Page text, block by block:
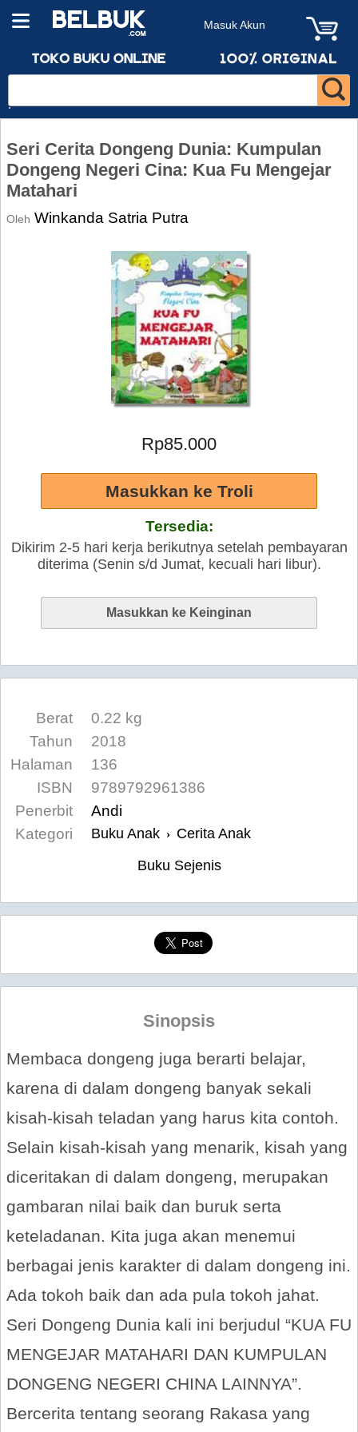
Masuk Akun
Seri Cerita Dongeng Dunia: Kumpulan
Dongeng Negeri Cina: Kua Fu Mengejar
Matahari
Oleh Winkanda Satria Putra
Rp85.000
Tersedia:
Dikirim 2-5 hari kerja berikutnya setelah pembayaran
diterima (Senin s/d Jumat, kecuali hari libur).
Berat
0.22 kg
Tahun
2018
Halaman
136
ISBN
9789792961386
Penerbit
Andi
Kategori
Buku Anak › Cerita Anak
Buku Sejenis
Sinopsis
Membaca dongeng juga berarti belajar,
karena di dalam dongeng banyak sekali
kisah-kisah teladan yang harus kita contoh.
Selain kisah-kisah yang menarik, kisah yang
diceritakan di dalam dongeng, merupakan
gambaran nilai baik dan buruk serta
keteladanan. Kita juga akan menemui
berbagai jenis karakter di dalam dongeng ini.
Ada tokoh baik dan ada pula tokoh jahat.
Seri Dongeng Dunia kali ini berjudul “KUA FU
MENGEJAR MATAHARI DAN KUMPULAN
DONGENG NEGERI CHINA LAINNYA”.
Bercerita tentang seorang Rakasa yang